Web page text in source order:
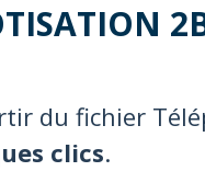
du fichier
clics.